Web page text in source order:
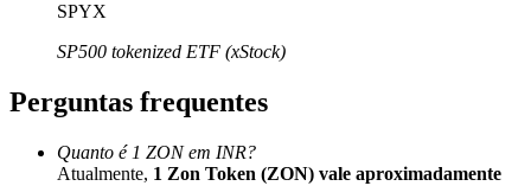
Indicação
SPYX
SP500 tokenized ETF (xStock)
Perguntas frequentes
Quanto é 1 ZON em INR?
Atualmente, 1 Zon Token (ZON) vale aproximadamente